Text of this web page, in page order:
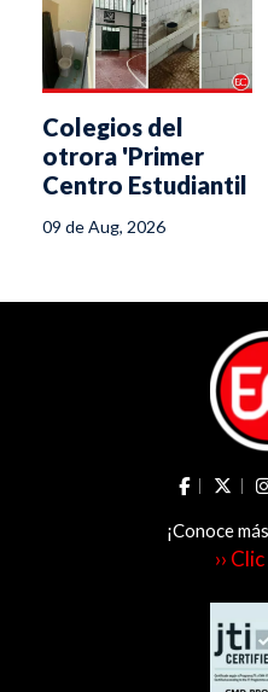
Colegios del
otrora 'Primer
Centro Estudiantil
caen a pedazos
09 de Aug, 2026
¡Conoce
››